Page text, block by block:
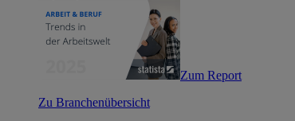
Zum Report
Zu Branchenübersicht